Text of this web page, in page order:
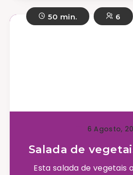
50 min. 6
6 Agosto,
Salada de
Esta salada de vegetais